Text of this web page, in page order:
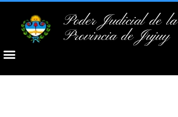
Poder Judicial de la
Provincia de Jujuy